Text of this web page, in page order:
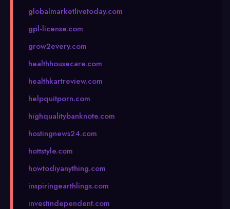
globalmarketlivetoday.com
gpl-license.com
grow2every.com
healthhousecare.com
healthkartreview.com
helpquitporn.com
highqualitybanknote.com
hostingnews24.com
hottstyle.com
howtodiyanything.com
inspiringearthlings.com
investindependent.com